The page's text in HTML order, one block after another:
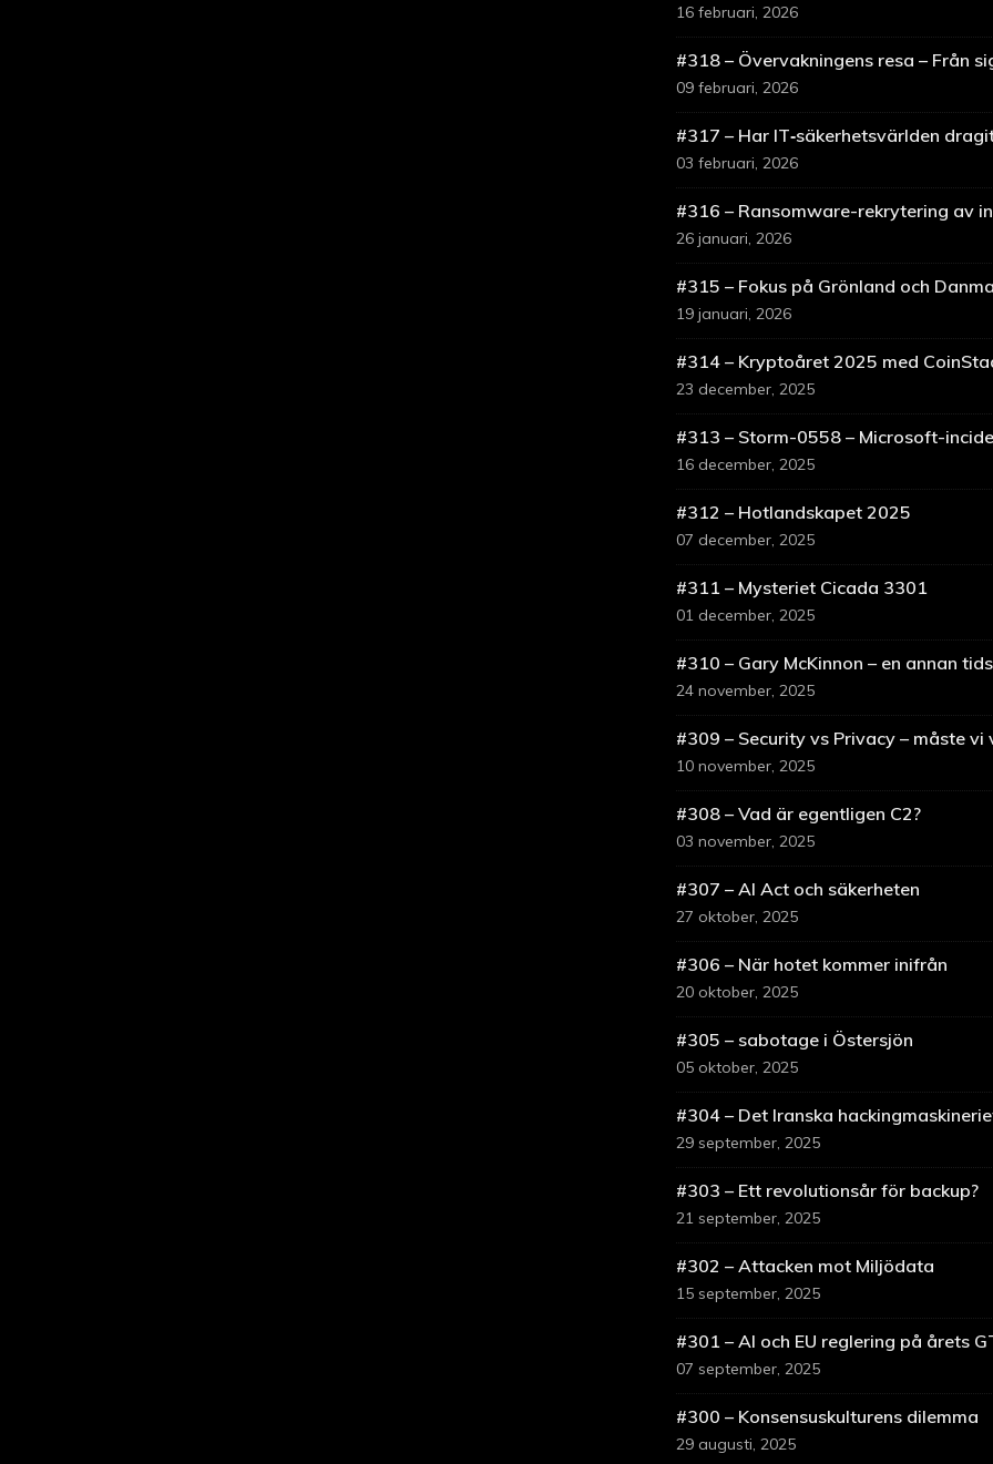
16 februari, 2026
#318 – Övervakningens resa – Från
09 februari, 2026
#317 – Har IT‑säkerhetsvärlden
03 februari, 2026
#316 – Ransomware-rekrytering av
26 januari, 2026
#315 – Fokus på Grönland och
19 januari, 2026
#314 – Kryptoåret 2025 med
23 december, 2025
#313 – Storm-0558 – Microsoft-
16 december, 2025
#312 – Hotlandskapet 2025
07 december, 2025
#311 – Mysteriet Cicada 3301
01 december, 2025
#310 – Gary McKinnon – en annan
24 november, 2025
#309 – Security vs Privacy – måste vi
10 november, 2025
#308 – Vad är egentligen C2?
03 november, 2025
#307 – AI Act och säkerheten
27 oktober, 2025
#306 – När hotet kommer inifrån
20 oktober, 2025
#305 – sabotage i Östersjön
05 oktober, 2025
#304 – Det Iranska
29 september, 2025
#303 – Ett revolutionsår för backup?
21 september, 2025
#302 – Attacken mot Miljödata
15 september, 2025
#301 – AI och EU reglering på årets
07 september, 2025
#300 – Konsensuskulturens dilemma
29 augusti, 2025